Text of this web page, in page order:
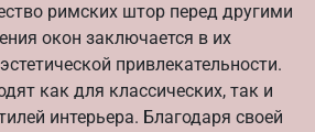
римских штор перед другими
окон заключается в их
привлекательности.
как для классических, так и
интерьера. Благодаря своей